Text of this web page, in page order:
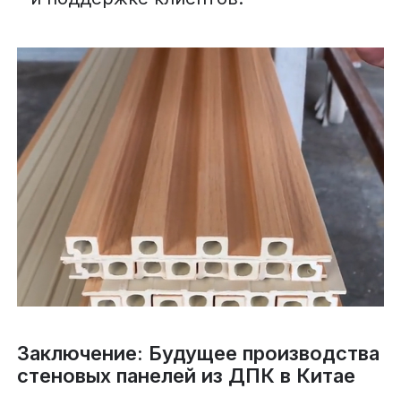
Заключение: Будущее производства
стеновых панелей из ДПК в Китае